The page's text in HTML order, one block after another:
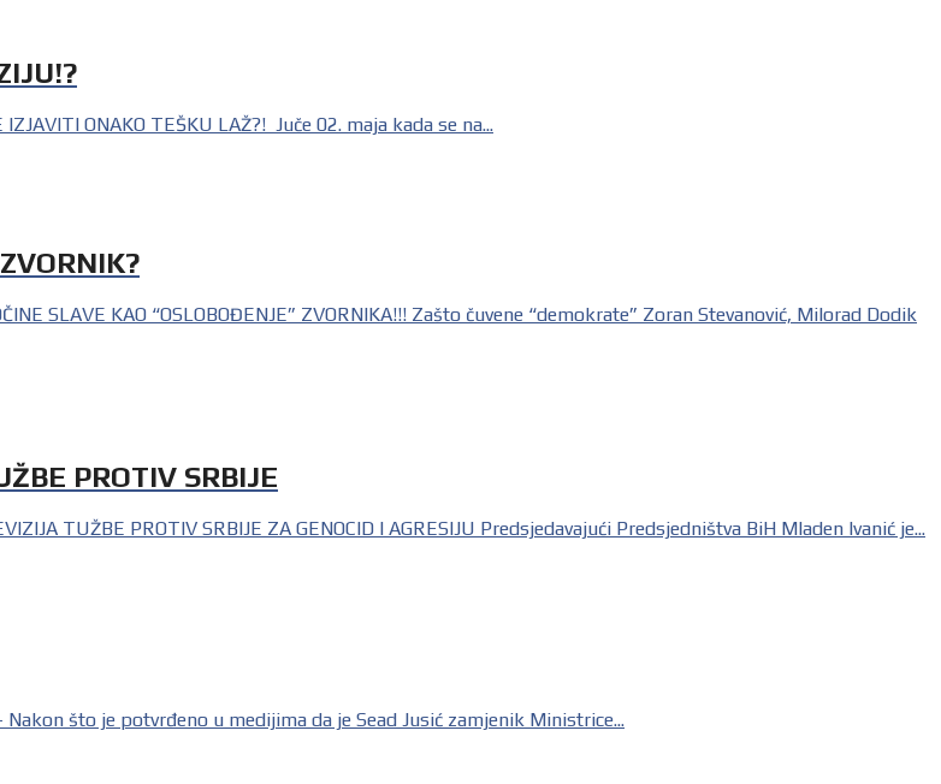
ONAKO TEŠKU LAŽ?! Juče 02. maja kada se na...
SLAVE KAO “OSLOBOĐENJE” ZVORNIKA!!! Zašto čuvene “demokrate” Zoran Stevanović, Milorad Dodik
PROTIV SRBIJE
TUŽBE PROTIV SRBIJE ZA GENOCID I AGRESIJU Predsjedavajući Predsjedništva BiH Mladen Ivanić je...
Nakon što je potvrđeno u medijima da je Sead Jusić zamjenik Ministrice...